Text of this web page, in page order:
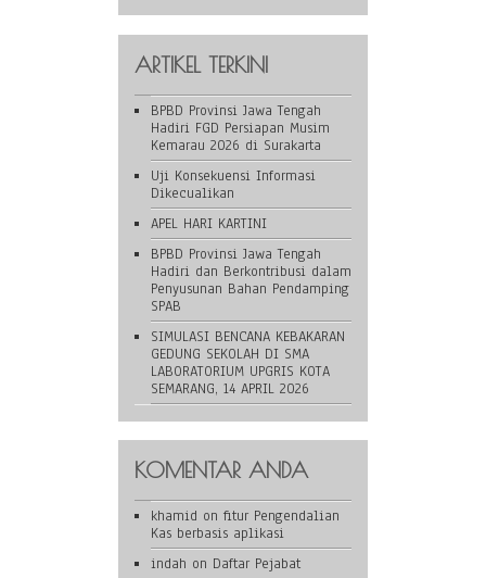
ARTIKEL TERKINI
BPBD Provinsi Jawa Tengah
Hadiri FGD Persiapan Musim
Kemarau 2026 di Surakarta
Uji Konsekuensi Informasi
Dikecualikan
APEL HARI KARTINI
BPBD Provinsi Jawa Tengah
Hadiri dan Berkontribusi dalam
Penyusunan Bahan Pendamping
SPAB
SIMULASI BENCANA KEBAKARAN
GEDUNG SEKOLAH DI SMA
LABORATORIUM UPGRIS KOTA
SEMARANG, 14 APRIL 2026
KOMENTAR ANDA
khamid on fitur Pengendalian
Kas berbasis aplikasi
indah on Daftar Pejabat